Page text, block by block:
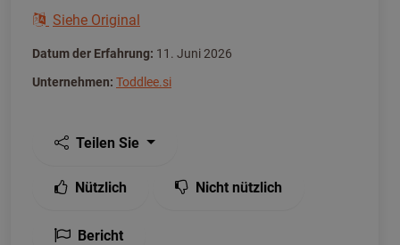
Siehe Original
Datum der Erfahrung: 11. Juni 2026
Unternehmen: Toddlee.si
Teilen Sie
Nützlich Nicht nützlich
Bericht